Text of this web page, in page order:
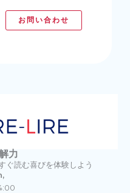
お問い合わせ
力
ぐ読む喜びを体験しよう